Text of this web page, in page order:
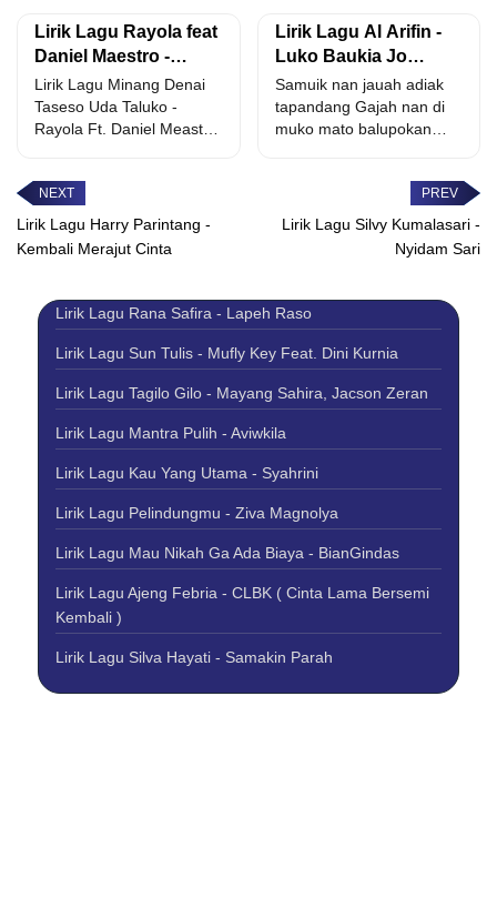
Lirik Lagu Rayola feat
Daniel Maestro -
Denai Taseso Uda
Taluko
Lirik Lagu Minang Denai
Taseso Uda Taluko -
Rayola Ft. Daniel Meastro.
Lirik Lagu Al Arifin -
Luko Baukia Jo
Sambilu
Samuik nan jauah adiak
tapandang Gajah nan di
muko mato balupokan
Lirik Lagu Harry Parintang -
Kembali Merajut Cinta
Lirik Lagu Silvy Kumalasari -
Nyidam Sari
Lirik Lagu Rana Safira - Lapeh Raso
Lirik Lagu Sun Tulis - Mufly Key Feat. Dini Kurnia
Lirik Lagu Tagilo Gilo - Mayang Sahira, Jacson Zeran
Lirik Lagu Mantra Pulih - Aviwkila
Lirik Lagu Kau Yang Utama - Syahrini
Lirik Lagu Pelindungmu - Ziva Magnolya
Lirik Lagu Mau Nikah Ga Ada Biaya - BianGindas
Lirik Lagu Ajeng Febria - CLBK ( Cinta Lama Bersemi
Kembali )
Lirik Lagu Silva Hayati - Samakin Parah